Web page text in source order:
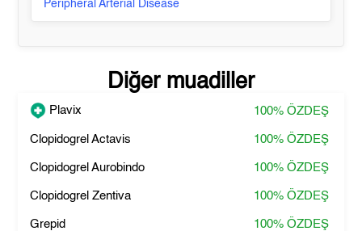
Peripheral Arterial Disease
Diğer muadiller
Plavix 100% ÖZDEŞ
Clopidogrel Actavis 100% ÖZDEŞ
Clopidogrel Aurobindo 100% ÖZDEŞ
Clopidogrel Zentiva 100% ÖZDEŞ
Grepid 100% ÖZDEŞ